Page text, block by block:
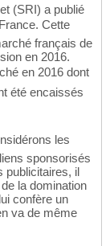
(SRI) a publié
Cette
français de
en 2016.
en 2016 dont
été encaissés
les
sponsorisés
publicitaires, il
la domination
confère un
va de même